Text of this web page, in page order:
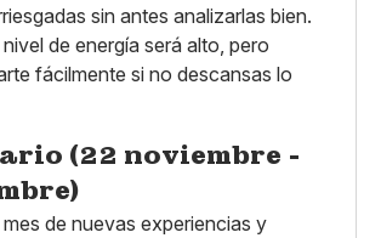
sin antes analizarlas bien.
nivel de energía será alto, pero
fácilmente si no descansas lo
(22 noviembre -
mes de nuevas experiencias y